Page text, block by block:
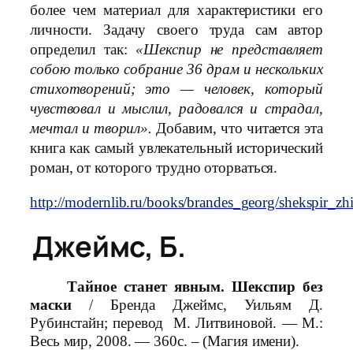
более чем материал для характеристики его
личности. Задачу своего труда сам автор
определил так: «Шекспир не представляет
собою только собрание 36 драм и нескольких
стихотворений; это — человек, который
чувствовал и мыслил, радовался и страдал,
мечтал и творил». Добавим, что читается эта
книга как самый увлекательный исторический
роман, от которого трудно оторваться.
http://modernlib.ru/books/brandes_georg/
Джеймс, Б.
Тайное станет явным. Шекспир без
маски/ Бренда Джеймс, Уильям Д.
Рубинстайн; перевод М. Литвиновой. — М.:
Весь мир, 2008. — 360с. – (Магия имени).